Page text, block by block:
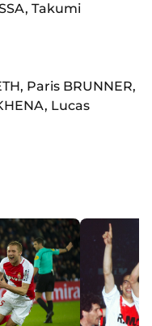
Takumi
Paris BRUNNER,
Lucas